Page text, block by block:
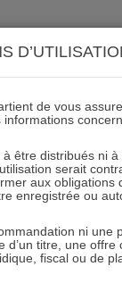
l'article sur
de vous
être distribués ni
serait
aux obligations
enregistrée ou
ni une
d’un titre, une
fiscal ou de